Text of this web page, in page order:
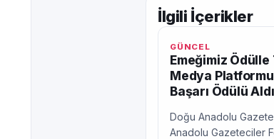
İlgili İçerikler
GÜNCEL
Emeğimiz
Medya
Başarı Ödülü
Doğu Anadolu
Anadolu Gazeteciler